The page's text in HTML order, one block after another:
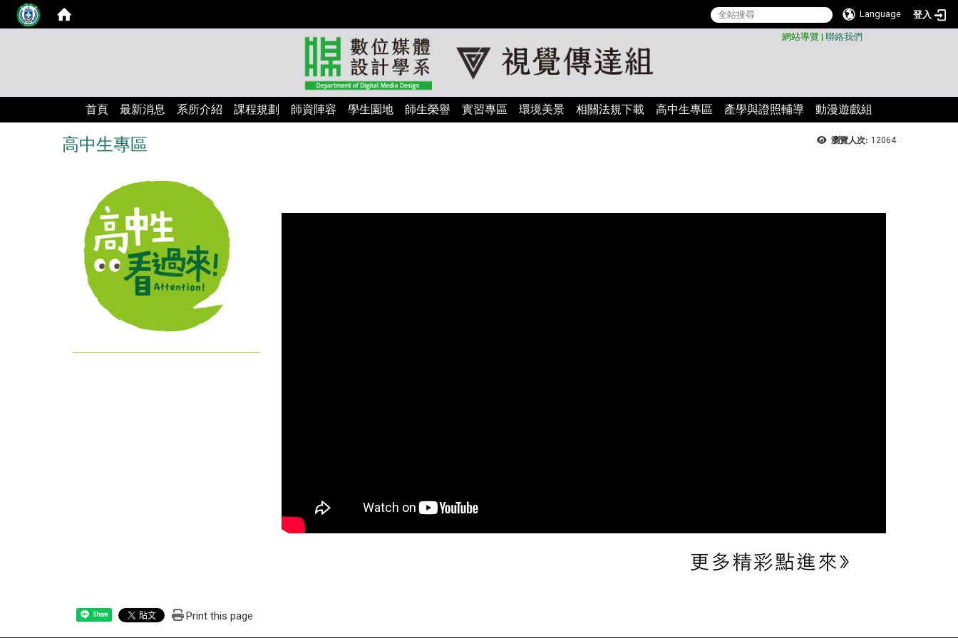
Language
登入
網站導覽| 聯絡我們
首頁 最新消息 系所介紹 課程規劃 師資陣容 學生園地 師生榮譽 實習專區 環境美景 相關法規下載 高中生專區 產學與證照輔導 動漫遊戲組
瀏覽人次: 12064
高中生專區
Share Print this page